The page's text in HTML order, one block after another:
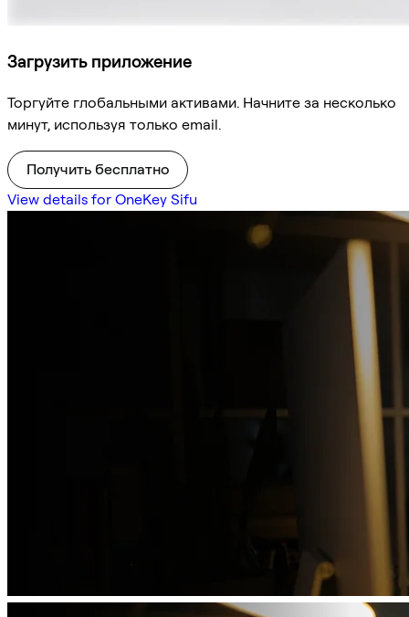
Загрузить приложение
Торгуйте глобальными активами. Начните за несколько
минут, используя только email.
Получить бесплатно
View details for OneKey Sifu